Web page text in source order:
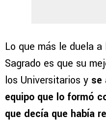
Lo que más le duela
Sagrado es que su
los Universitarios y se
equipo que lo formó
que decía que había